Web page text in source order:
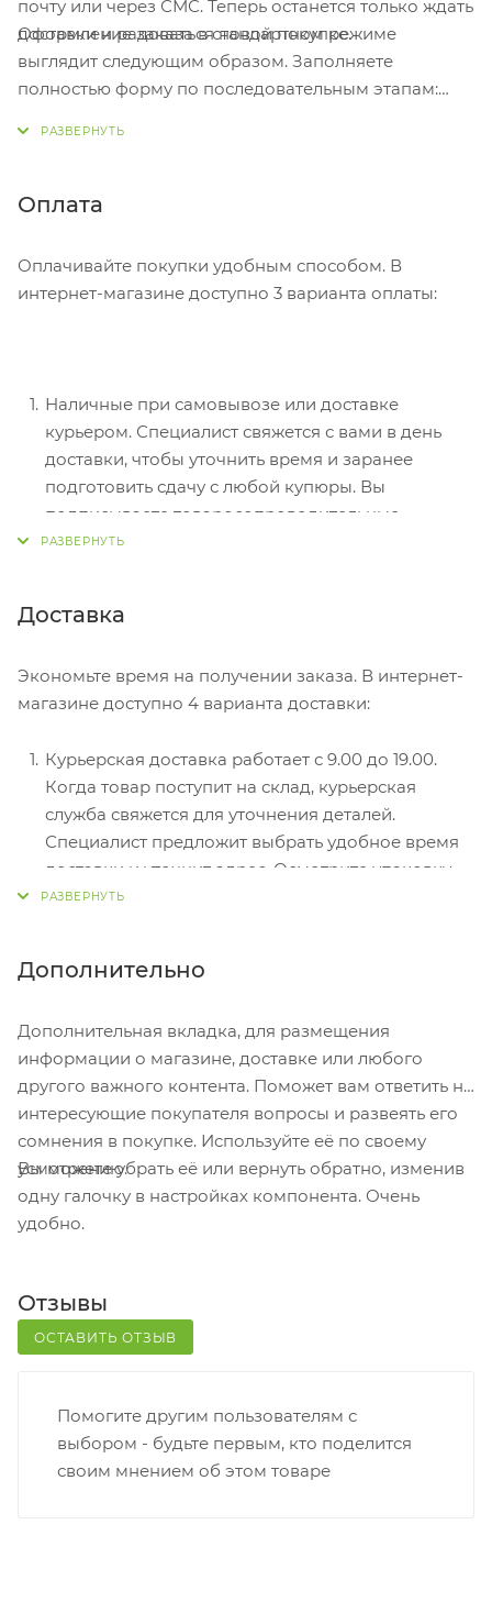
почту или через СМС. Теперь останется только ждать
доставки и радоваться новой покупке.
Оформление заказа в стандартном режиме
выглядит следующим образом. Заполняете
полностью форму по последовательным этапам:
Нажмите кнопку «Оформить заказ».
Оплата
Оплачивайте покупки удобным способом. В
интернет-магазине доступно 3 варианта оплаты:
Наличные при самовывозе или доставке
курьером. Специалист свяжется с вами в день
доставки, чтобы уточнить время и заранее
подготовить сдачу с любой купюры. Вы
подписываете товаросопроводительные
документы, вносите денежные средства,
перенаправит вас на сервер системы ASSIST.
Здесь нужно ввести номер карты, срок действия
Электронные системы при онлайн-заказе:
PayPal, WebMoney и Яндекс.Деньги. Для
совершения покупки система перенаправит вас
на страницу платежного сервиса. Здесь
необходимо заполнить форму по инструкции.
Доставка
Экономьте время на получении заказа. В интернет-
магазине доступно 4 варианта доставки:
Курьерская доставка работает с 9.00 до 19.00.
Когда товар поступит на склад, курьерская
служба свяжется для уточнения деталей.
Специалист предложит выбрать удобное время
доставки и уточнит адрес. Осмотрите упаковку
на целостность и соответствие указанной
получения заказа обратитесь к сотруднику в
кассовой зоне и назовите номер.
Постамат. Когда заказ поступит на точку, на ваш
телефон или e-mail придет уникальный код.
Заказ нужно оплатить в терминале постамата.
Срок хранения — 3 дня.
Почтовая доставка через почту России. Когда
оценить состояние коробки: вес, целостность.
Вскрывать коробку самостоятельно вы можете
не должна превышать 100 000 р.
Дополнительно
Дополнительная вкладка, для размещения
информации о магазине, доставке или любого
другого важного контента. Поможет вам ответить на
интересующие покупателя вопросы и развеять его
сомнения в покупке. Используйте её по своему
усмотрению.
Вы можете убрать её или вернуть обратно, изменив
одну галочку в настройках компонента. Очень
удобно.
Отзывы
ОСТАВИТЬ ОТЗЫВ
Помогите другим пользователям с
выбором - будьте первым, кто поделится
своим мнением об этом товаре